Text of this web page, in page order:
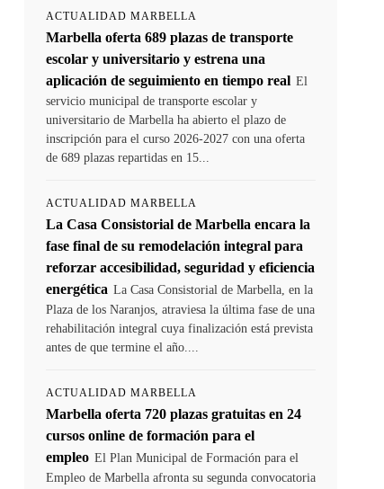
ACTUALIDAD MARBELLA
Marbella oferta 689 plazas de transporte
escolar y universitario y estrena una
aplicación de seguimiento en tiempo real El
servicio municipal de transporte escolar y
universitario de Marbella ha abierto el plazo de
inscripción para el curso 2026-2027 con una oferta
de 689 plazas repartidas en 15...
ACTUALIDAD MARBELLA
La Casa Consistorial de Marbella encara la
fase final de su remodelación integral para
reforzar accesibilidad, seguridad y eficiencia
energética La Casa Consistorial de Marbella, en la
Plaza de los Naranjos, atraviesa la última fase de una
rehabilitación integral cuya finalización está prevista
antes de que termine el año....
ACTUALIDAD MARBELLA
Marbella oferta 720 plazas gratuitas en 24
cursos online de formación para el
empleo El Plan Municipal de Formación para el
Empleo de Marbella afronta su segunda convocatoria